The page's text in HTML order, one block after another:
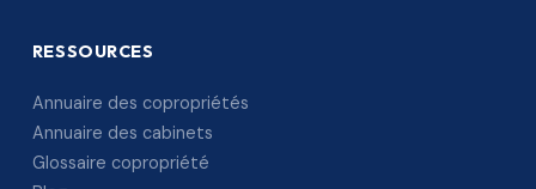
RESSOURCES
Annuaire des copropriétés
Annuaire des cabinets
Glossaire copropriété